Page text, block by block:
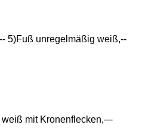
5)Fuß unregelmäßig weiß,--
mit Kronenflecken,---